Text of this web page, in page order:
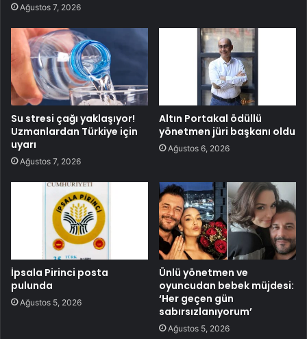
Ağustos 7, 2026
Su stresi çağı yaklaşıyor!
Uzmanlardan Türkiye için
uyarı
Ağustos 7, 2026
Altın Portakal ödüllü
yönetmen jüri başkanı oldu
Ağustos 6, 2026
İpsala Pirinci posta
pulunda
Ağustos 5, 2026
Ünlü yönetmen ve
oyuncudan bebek müjdesi:
‘Her geçen gün
sabırsızlanıyorum’
Ağustos 5, 2026